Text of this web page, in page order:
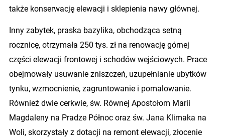
także konserwację elewacji i sklepienia nawy głównej.
Inny zabytek, praska bazylika, obchodząca setną
rocznicę, otrzymała 250 tys. zł na renowację górnej
części elewacji frontowej i schodów wejściowych. Prace
obejmowały usuwanie zniszczeń, uzupełnianie ubytków
tynku, wzmocnienie, zagruntowanie i pomalowanie.
Również dwie cerkwie, św. Równej Apostołom Marii
Magdaleny na Pradze Północ oraz św. Jana Klimaka na
Woli, skorzystały z dotacji na remont elewacji, złocenie